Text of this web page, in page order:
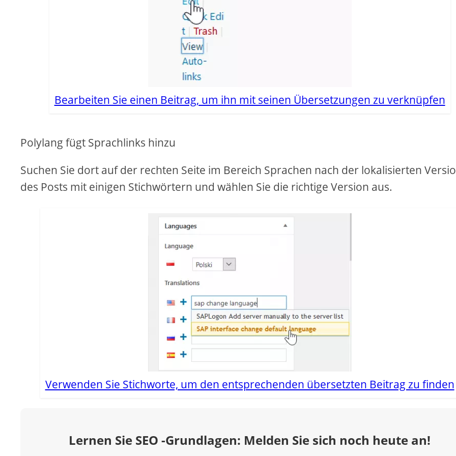
Bearbeiten Sie einen Beitrag, um ihn mit seinen Übersetzungen zu verknüpfen
Polylang fügt Sprachlinks hinzu
Suchen Sie dort auf der rechten Seite im Bereich Sprachen nach der lokalisierten
des Posts mit einigen Stichwörtern und wählen Sie die richtige Version aus.
Verwenden Sie Stichworte, um den entsprechenden übersetzten Beitrag zu finden
Lernen Sie SEO -Grundlagen: Melden Sie sich noch heute an!